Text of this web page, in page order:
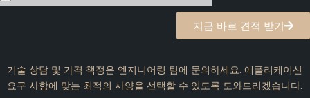
지금 바로 견적 받기
기술 상담 및 가격 책정은 엔지니어링 팀에 문의하세요. 애플리케이션
요구 사항에 맞는 최적의 사양을 선택할 수 있도록 도와드리겠습니다.